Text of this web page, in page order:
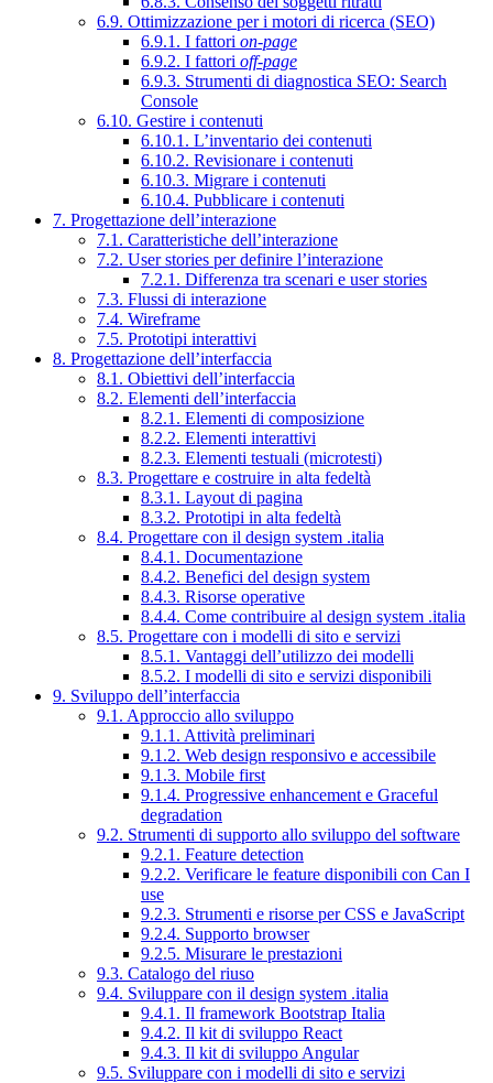
6.9. Ottimizzazione per i motori di ricerca (SEO)
6.9.1. I fattori on-page
6.9.2. I fattori off-page
6.9.3. Strumenti di diagnostica SEO: Search
Console
6.10. Gestire i contenuti
6.10.1. L’inventario dei contenuti
6.10.2. Revisionare i contenuti
6.10.3. Migrare i contenuti
6.10.4. Pubblicare i contenuti
7. Progettazione dell’interazione
7.1. Caratteristiche dell’interazione
7.2. User stories per definire l’interazione
7.2.1. Differenza tra scenari e user stories
7.3. Flussi di interazione
7.4. Wireframe
7.5. Prototipi interattivi
8. Progettazione dell’interfaccia
8.1. Obiettivi dell’interfaccia
8.2. Elementi dell’interfaccia
8.2.1. Elementi di composizione
8.2.2. Elementi interattivi
8.2.3. Elementi testuali (microtesti)
8.3. Progettare e costruire in alta fedeltà
8.3.1. Layout di pagina
8.3.2. Prototipi in alta fedeltà
8.4. Progettare con il design system .italia
8.4.1. Documentazione
8.4.2. Benefici del design system
8.4.3. Risorse operative
8.4.4. Come contribuire al design system .italia
8.5. Progettare con i modelli di sito e servizi
8.5.1. Vantaggi dell’utilizzo dei modelli
8.5.2. I modelli di sito e servizi disponibili
9. Sviluppo dell’interfaccia
9.1. Approccio allo sviluppo
9.1.1. Attività preliminari
9.1.2. Web design responsivo e accessibile
9.1.3. Mobile first
9.1.4. Progressive enhancement e Graceful
degradation
9.2. Strumenti di supporto allo sviluppo del software
9.2.1. Feature detection
9.2.2. Verificare le feature disponibili con Can I
use
9.2.3. Strumenti e risorse per CSS e JavaScript
9.2.4. Supporto browser
9.2.5. Misurare le prestazioni
9.3. Catalogo del riuso
9.4. Sviluppare con il design system .italia
9.4.1. Il framework Bootstrap Italia
9.4.2. Il kit di sviluppo React
9.4.3. Il kit di sviluppo Angular
9.5. Sviluppare con i modelli di sito e servizi